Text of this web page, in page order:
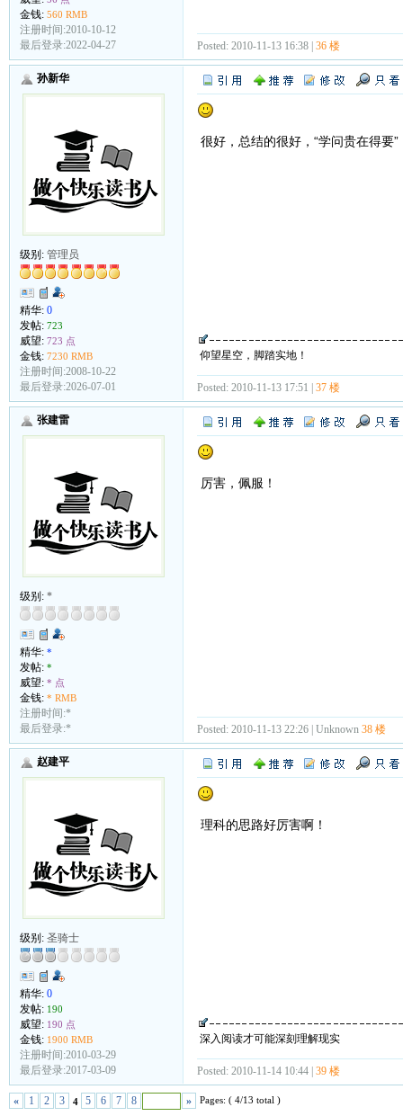
金钱: 560 RMB
注册时间:2010-10-12
最后登录:2022-04-27
Posted: 2010-11-13 16:38 | 36 楼
孙新华
级别: 管理员
精华: 0
发帖: 723
威望: 723 点
金钱: 7230 RMB
注册时间:2008-10-22
最后登录:2026-07-01
很好，总结的很好，“学问贵在得要
仰望星空，脚踏实地！
Posted: 2010-11-13 17:51 | 37 楼
张建雷
级别: *
精华: *
发帖: *
威望: * 点
金钱: * RMB
注册时间:*
最后登录:*
厉害，佩服！
Posted: 2010-11-13 22:26 | Unknown 38 楼
赵建平
级别: 圣骑士
精华: 0
发帖: 190
威望: 190 点
金钱: 1900 RMB
注册时间:2010-03-29
最后登录:2017-03-09
理科的思路好厉害啊！
深入阅读才可能深刻理解现实
Posted: 2010-11-14 10:44 | 39 楼
« 1 2 3 4 5 6 7 8 » Pages: ( 4/13 total )